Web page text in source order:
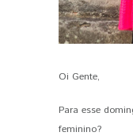
Oi Gente,
Para esse
feminino?